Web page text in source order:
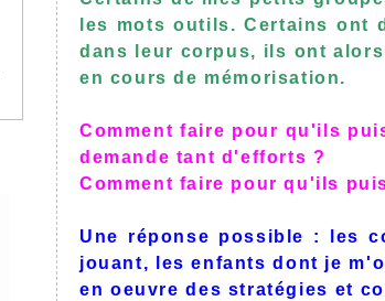
les mots outils. Certains ont
dans leur corpus, ils ont
en cours de mémorisation.
Comment faire pour qu'ils
demande tant d'efforts ?
Comment faire pour qu'ils
Une réponse possible : les
jouant, les enfants dont je
en oeuvre des stratégies et